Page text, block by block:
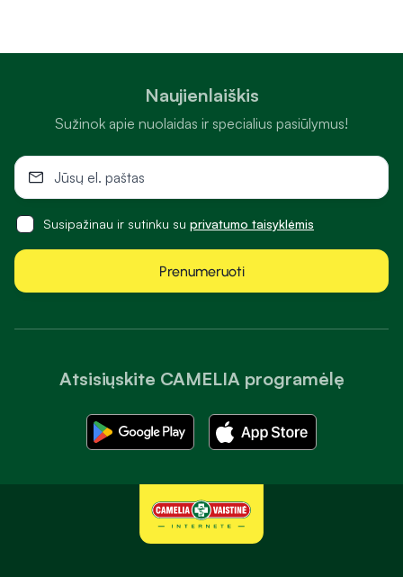
Atsisiųskite CAMELIA programėlę
Naujienlaiškis
Sužinok apie nuolaidas ir specialius pasiūlymus!
Susipažinau ir sutinku su privatumo taisyklėmis
Prenumeruoti